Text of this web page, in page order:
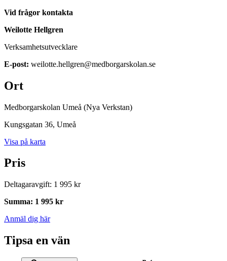
Vid frågor kontakta
Weilotte Hellgren
Verksamhetsutvecklare
E-post: weilotte.hellgren@medborgarskolan.se
Ort
Medborgarskolan Umeå (Nya Verkstan)
Kungsgatan 36, Umeå
Visa på karta
Pris
Deltagaravgift: 1 995 kr
Summa: 1 995 kr
Anmäl dig här
Tipsa en vän